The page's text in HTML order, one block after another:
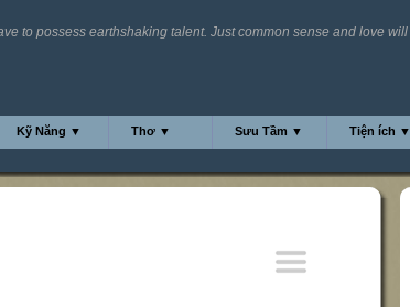
to possess earthshaking talent. Just common sense and love will
Kỹ Năng ▼ Thơ ▼ Sưu Tầm ▼ Tiện ích ▼